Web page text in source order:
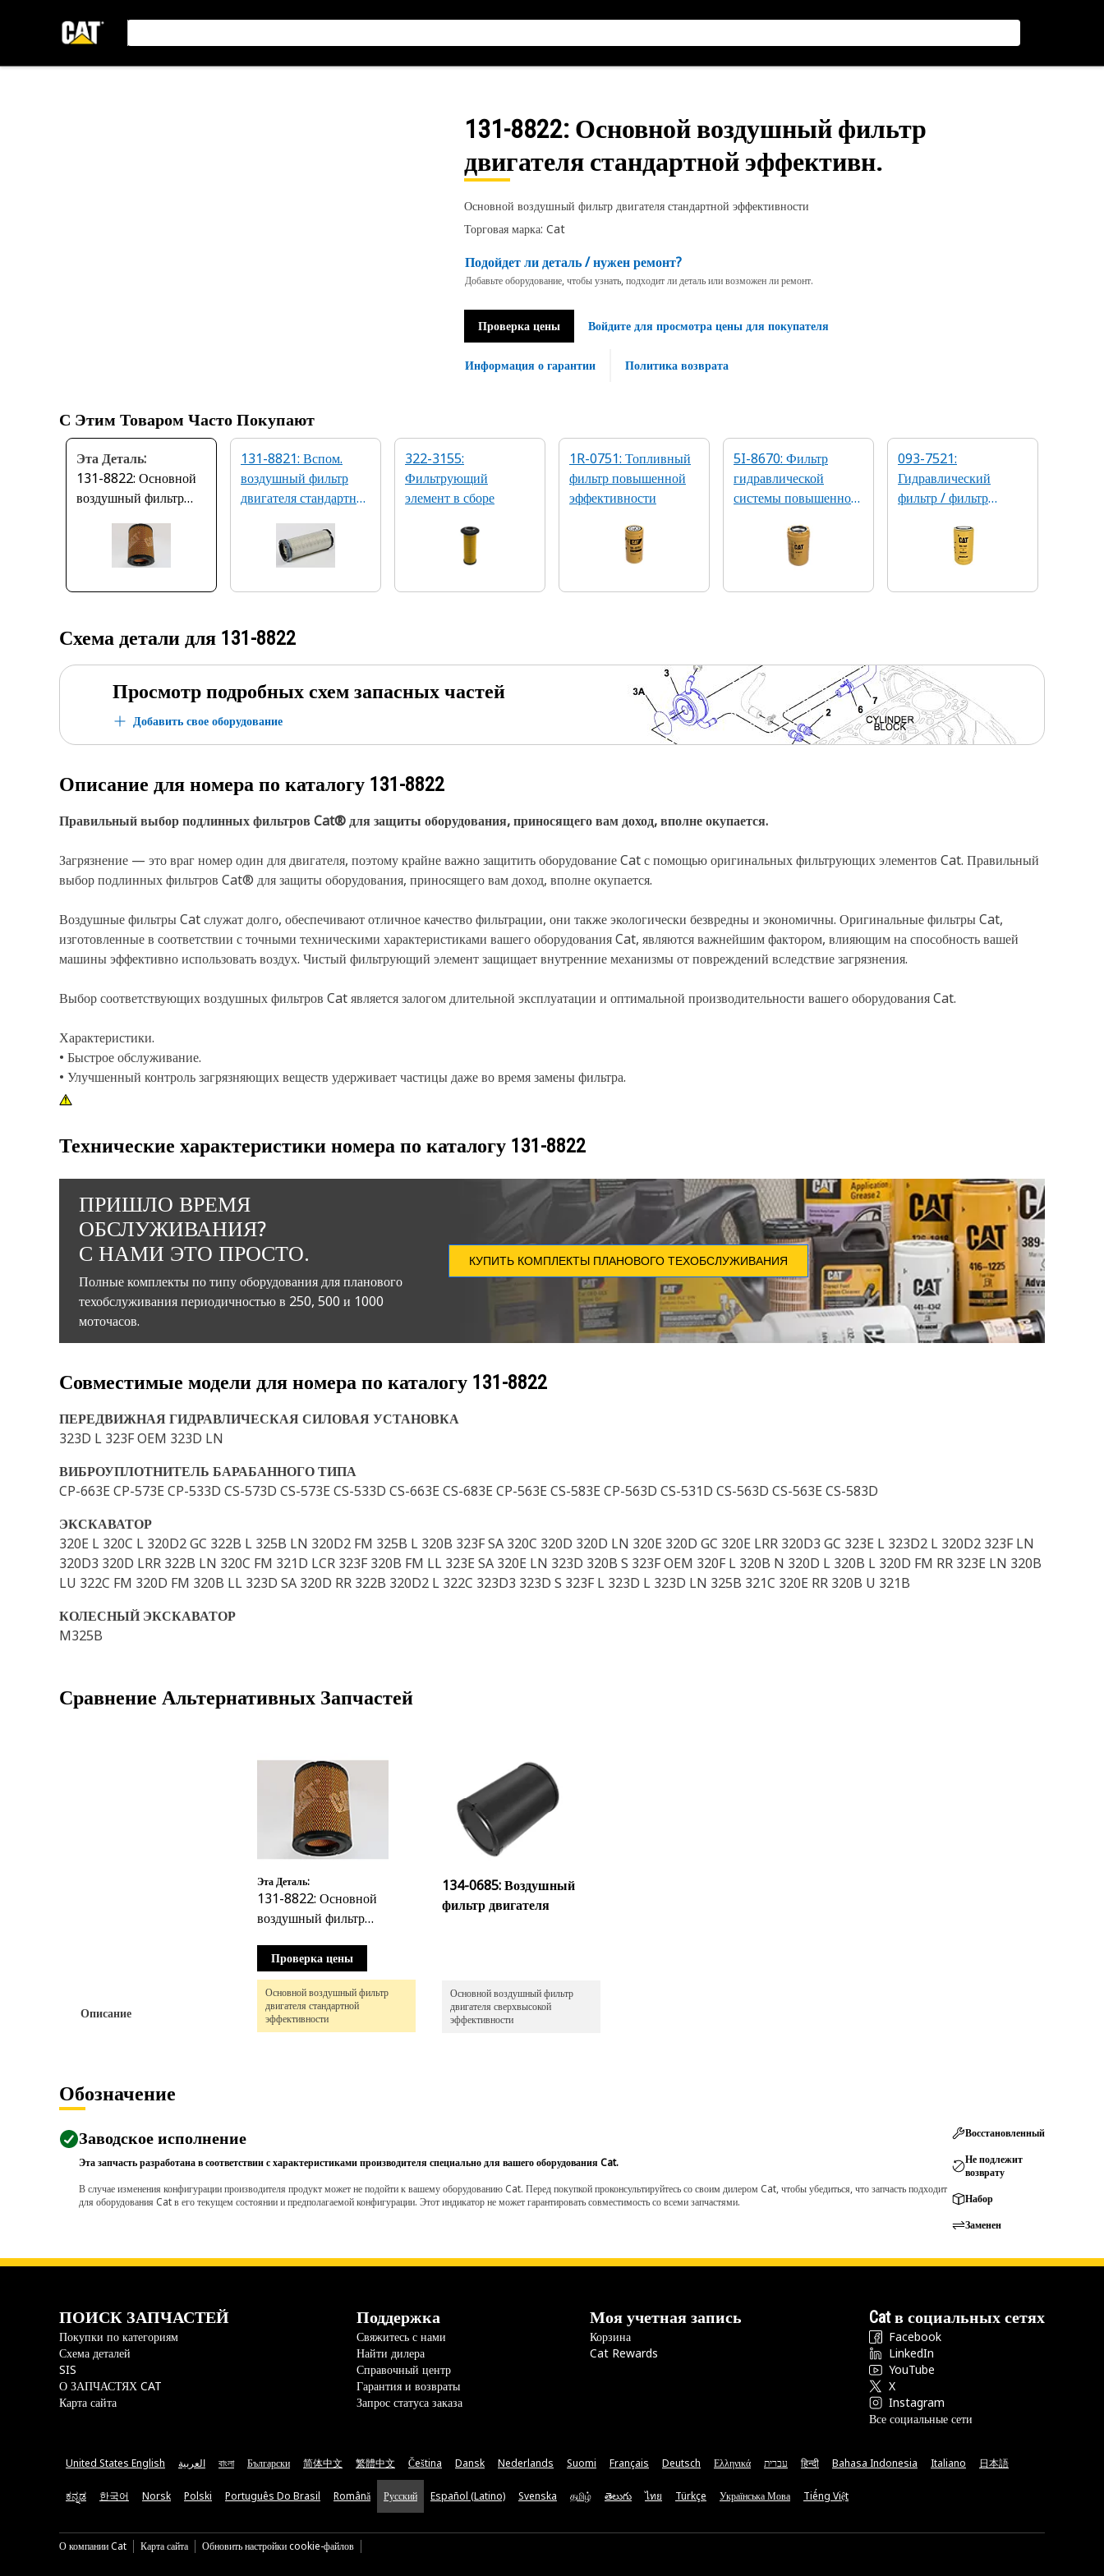
131-8822: Основной воздушный фильтр
двигателя стандартной эффективн.
Основной воздушный фильтр двигателя стандартной эффективности
Торговая марка: Cat
Подойдет ли деталь / нужен ремонт?
Добавьте оборудование, чтобы узнать, подходит ли деталь или возможен ли ремонт.
Проверка цены Войдите для просмотра цены для покупателя
Информация о гарантии Политика возврата
С Этим Товаром Часто Покупают
Эта Деталь:
131-8822: Основной
воздушный фильтр
эффективн.
131-8821: Вспом.
воздушный фильтр
двигателя стандартной
322-3155:
Фильтрующий
элемент в сборе
1R-0751: Топливный
фильтр повышенной
эффективности
5I-8670: Фильтр
гидравлической
системы повышенной
093-7521:
Гидравлический
фильтр / фильтр
Схема детали для 131-8822
Просмотр подробных схем запасных частей
Добавить свое оборудование
Описание для номера по каталогу 131-8822
Правильный выбор подлинных фильтров Cat® для защиты оборудования, приносящего вам доход, вполне окупается.
Загрязнение — это враг номер один для двигателя, поэтому крайне важно защитить оборудование Cat с помощью оригинальных фильтрующих элементов Cat. Правильный
выбор подлинных фильтров Cat® для защиты оборудования, приносящего вам доход, вполне окупается.
Воздушные фильтры Cat служат долго, обеспечивают отличное качество фильтрации, они также экологически безвредны и экономичны. Оригинальные фильтры Cat,
изготовленные в соответствии с точными техническими характеристиками вашего оборудования Cat, являются важнейшим фактором, влияющим на способность вашей
машины эффективно использовать воздух. Чистый фильтрующий элемент защищает внутренние механизмы от повреждений вследствие загрязнения.
Выбор соответствующих воздушных фильтров Cat является залогом длительной эксплуатации и оптимальной производительности вашего оборудования Cat.
Характеристики.
• Быстрое обслуживание.
• Улучшенный контроль загрязняющих веществ удерживает частицы даже во время замены фильтра.
Технические характеристики номера по каталогу 131-8822
ПРИШЛО ВРЕМЯ
ОБСЛУЖИВАНИЯ?
С НАМИ ЭТО ПРОСТО.
Полные комплекты по типу оборудования для планового
техобслуживания периодичностью в 250, 500 и 1000
моточасов.
КУПИТЬ КОМПЛЕКТЫ ПЛАНОВОГО ТЕХОБСЛУЖИВАНИЯ
Совместимые модели для номера по каталогу 131-8822
ПЕРЕДВИЖНАЯ ГИДРАВЛИЧЕСКАЯ СИЛОВАЯ УСТАНОВКА
323D L 323F OEM 323D LN
ВИБРОУПЛОТНИТЕЛЬ БАРАБАННОГО ТИПА
CP-663E CP-573E CP-533D CS-573D CS-573E CS-533D CS-663E CS-683E CP-563E CS-583E CP-563D CS-531D CS-563D CS-563E CS-583D
ЭКСКАВАТОР
320E L 320C L 320D2 GC 322B L 325B LN 320D2 FM 325B L 320B 323F SA 320C 320D 320D LN 320E 320D GC 320E LRR 320D3 GC 323E L 323D2 L 320D2 323F LN
320D3 320D LRR 322B LN 320C FM 321D LCR 323F 320B FM LL 323E SA 320E LN 323D 320B S 323F OEM 320F L 320B N 320D L 320B L 320D FM RR 323E LN 320B
LU 322C FM 320D FM 320B LL 323D SA 320D RR 322B 320D2 L 322C 323D3 323D S 323F L 323D L 323D LN 325B 321C 320E RR 320B U 321B
КОЛЕСНЫЙ ЭКСКАВАТОР
M325B
Сравнение Альтернативных Запчастей
Описание
Эта Деталь:
131-8822: Основной
воздушный фильтр
эффективн.
Проверка цены
Основной воздушный фильтр
двигателя стандартной
эффективности
134-0685: Воздушный
фильтр двигателя
Основной воздушный фильтр
двигателя сверхвысокой
эффективности
Обозначение
Заводское исполнение
Эта запчасть разработана в соответствии с характеристиками производителя специально для вашего оборудования Cat.
В случае изменения конфигурации производителя продукт может не подойти к вашему оборудованию Cat. Перед покупкой проконсультируйтесь со своим дилером Cat, чтобы убедиться, что запчасть подходит
для оборудования Cat в его текущем состоянии и предполагаемой конфигурации. Этот индикатор не может гарантировать совместимость со всеми запчастями.
Восстановленный
Не подлежит
возврату
Набор
Заменен
ПОИСК ЗАПЧАСТЕЙ
Покупки по категориям
Схема деталей
SIS
О ЗАПЧАСТЯХ CAT
Карта сайта
Поддержка
Свяжитесь с нами
Найти дилера
Справочный центр
Гарантия и возвраты
Запрос статуса заказа
Моя учетная запись
Корзина
Cat Rewards
Cat в социальных сетях
Facebook
LinkedIn
YouTube
X
Instagram
Все социальные сети
United States English العربية বাংলা Български 简体中文 繁體中文 Čeština Dansk Nederlands Suomi Français Deutsch Ελληνικά עברית हिन्दी Bahasa Indonesia Italiano 日本語
ಕನ್ನಡ 한국어 Norsk Polski Português Do Brasil Română Русский Español (Latino) Svenska தமிழ் తెలుగు ไทย Türkçe Українська Мова Tiếng Việt
О компании Cat Карта сайта Обновить настройки cookie-файлов